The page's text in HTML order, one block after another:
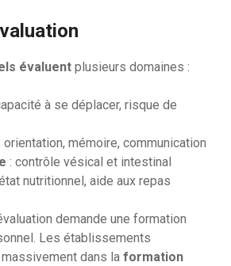
évaluent plusieurs domaines :
à se déplacer, risque de
orientation, mémoire, communication
: contrôle vésical et intestinal
nutritionnel, aide aux repas
demande une formation
Les établissements
dans la formation